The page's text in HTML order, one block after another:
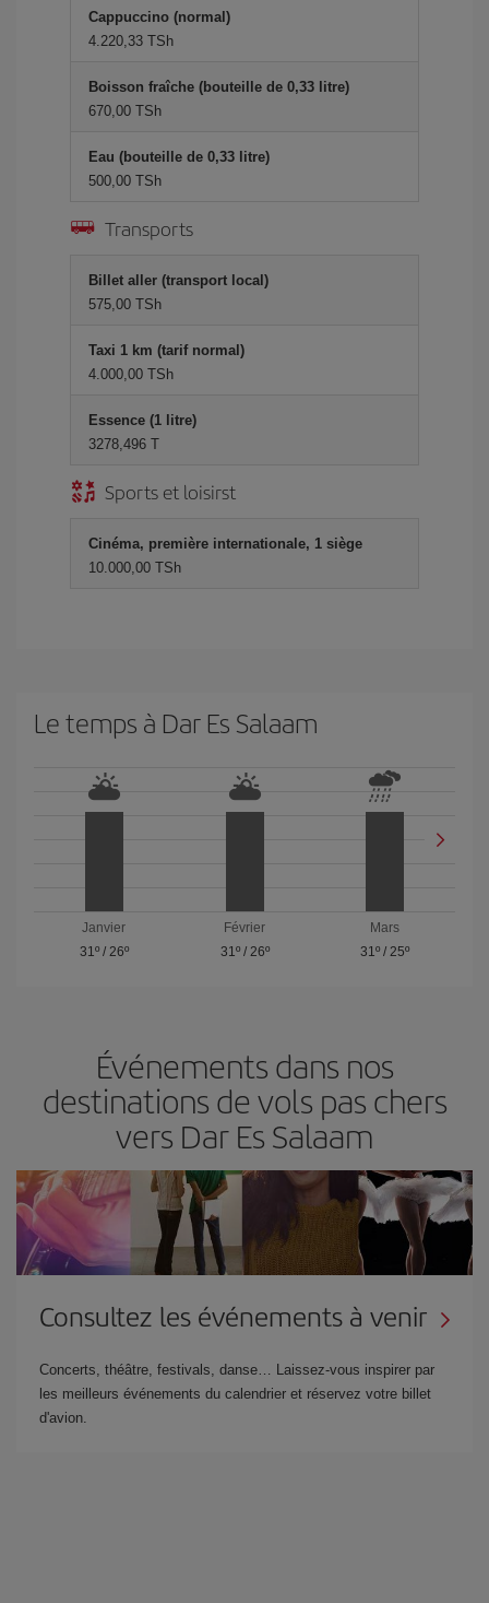
Cappuccino (normal)
4.220,33 TSh
Boisson fraîche (bouteille de 0,33 litre)
670,00 TSh
Eau (bouteille de 0,33 litre)
500,00 TSh
Transports
Billet aller (transport local)
575,00 TSh
Taxi 1 km (tarif normal)
4.000,00 TSh
Essence (1 litre)
3278,496 T
Sports et loisirst
Cinéma, première internationale, 1 siège
10.000,00 TSh
Le temps à Dar Es Salaam
Janvier
31º/ 26º
Février
31º/ 26º
Mars
31º /25º
Événements dans nos
destinations de vols pas chers
vers Dar Es Salaam
Consultez les événements à venir
Concerts, théâtre, festivals, danse… Laissez-vous inspirer par
les meilleurs événements du calendrier et réservez votre billet
d'avion.